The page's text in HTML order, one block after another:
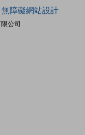
公司
無障礙網站設計